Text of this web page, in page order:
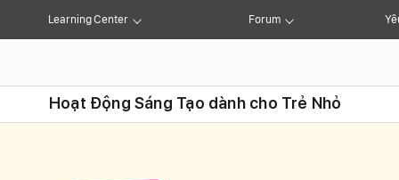
Learning Center Forum
Hoạt Động Sáng Tạo dành cho Trẻ Nhỏ